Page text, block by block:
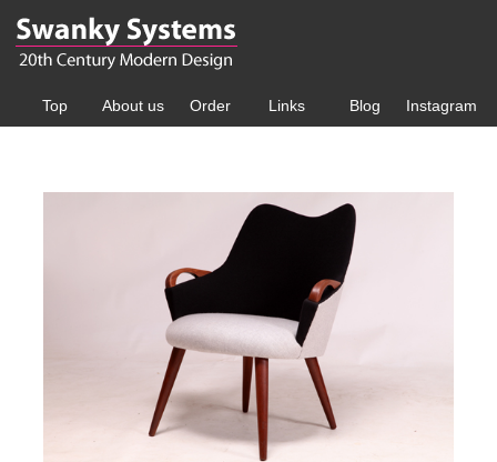
Top About us Order Links Blog Instagram